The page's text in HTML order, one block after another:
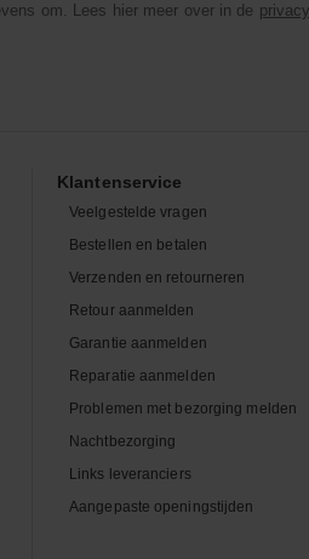
om. Lees hier meer over in de
Klantenservice
Veelgestelde vragen
Bestellen en betalen
Verzenden en retourneren
Retour aanmelden
Garantie aanmelden
Reparatie aanmelden
Problemen met bezorging melden
Nachtbezorging
Links leveranciers
Aangepaste openingstijden